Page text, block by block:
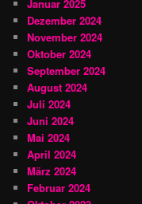
Januar 2025
Dezember 2024
November 2024
Oktober 2024
September 2024
August 2024
Juli 2024
Juni 2024
Mai 2024
April 2024
März 2024
Februar 2024